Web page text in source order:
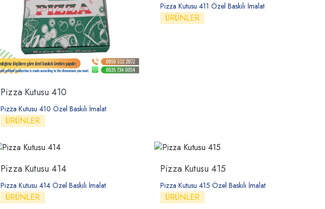
Pizza Kutusu 410
Pizza Kutusu 410 Özel Baskılı İmalat
ÜRÜNLER
Pizza Kutusu 411 Özel Baskılı İmalat
ÜRÜNLER
Pizza Kutusu 414
Pizza Kutusu 414 Özel Baskılı İmalat
ÜRÜNLER
Pizza Kutusu 415
Pizza Kutusu 415 Özel Baskılı İmalat
ÜRÜNLER